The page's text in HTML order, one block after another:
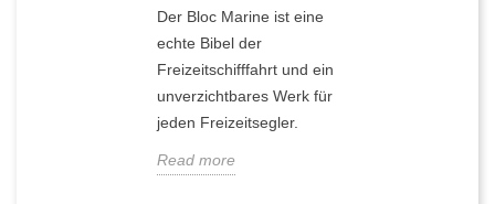
Der Bloc Marine ist eine
echte Bibel der
Freizeitschifffahrt und ein
unverzichtbares Werk für
jeden Freizeitsegler.
Read more